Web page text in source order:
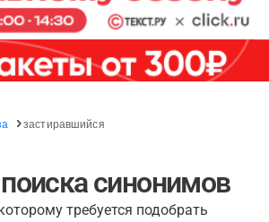
застиравшийся
синонимов
требуется подобрать